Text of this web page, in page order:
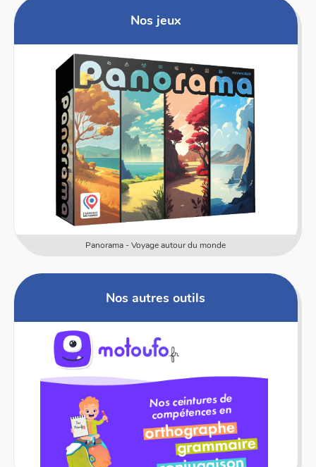
Nos jeux
Numericards - Mesure
Nos autres outils